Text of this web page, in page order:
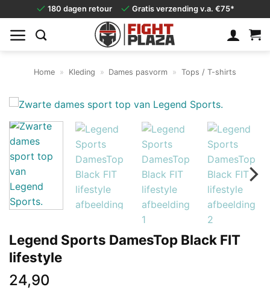
naar
inhoud
180 dagen retour Gratis verzending v.a. €75*
Home » Kleding » Dames pasvorm » Tops / T-shirts
Legend Sports DamesTop Black FIT
lifestyle
24,90